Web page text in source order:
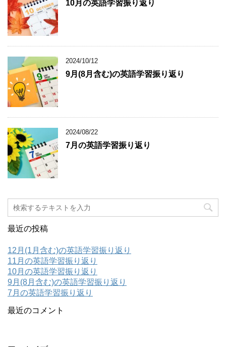
10月の英語学習振り返り
2024/10/12
9月(8月含む)の英語学習振り返り
2024/08/22
7月の英語学習振り返り
最近の投稿
12月(1月含む)の英語学習振り返り
11月の英語学習振り返り
10月の英語学習振り返り
9月(8月含む)の英語学習振り返り
7月の英語学習振り返り
最近のコメント